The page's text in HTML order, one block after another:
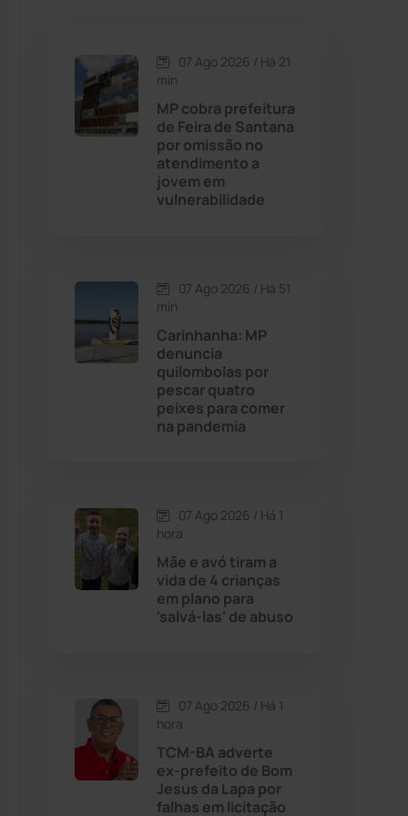
Caetité (1504)
Candiba (157)
Cândido Sales
Caturama
Chapada Diamantina
(133)
Cordeiros
Dom Basílio
Érico Cardoso
Esportes
07 Ago 2026 / Há 21
min
MP cobra prefeitura
de Feira de Santana
por omissão no
atendimento a
jovem em
vulnerabilidade
07 Ago 2026 / Há 51
min
Carinhanha: MP
denuncia
quilombolas por
pescar quatro
peixes para comer
na pandemia
07 Ago 2026 / Há 1
hora
Mãe e avó tiram a
vida de 4 crianças
em plano para
'salvá-las' de abuso
07 Ago 2026 / Há 1
hora
TCM-BA adverte
ex-prefeito de Bom
Jesus da Lapa por
falhas em licitação